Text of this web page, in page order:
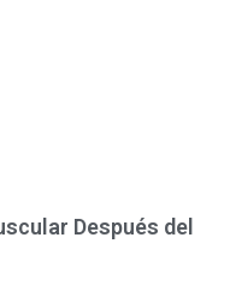
Después del